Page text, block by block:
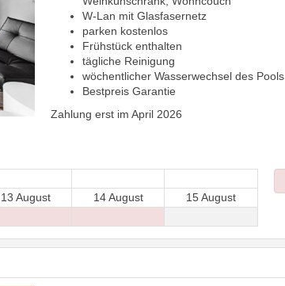
W-Lan mit Glasfasernetz
parken kostenlos
Frühstück enthalten
tägliche Reinigung
wöchentlicher Wasserwechsel des Pools
Bestpreis Garantie
Zahlung erst im April 2026
13 August 14 August 15 August